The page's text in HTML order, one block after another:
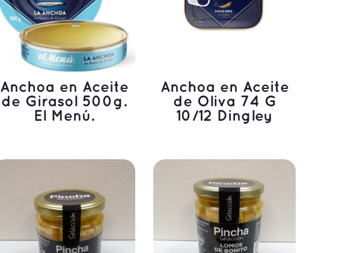
Anchoa en Aceite
de Girasol 500g.
El Menú.
Anchoa en Aceite
de Oliva 74 G
10/12 Dingley